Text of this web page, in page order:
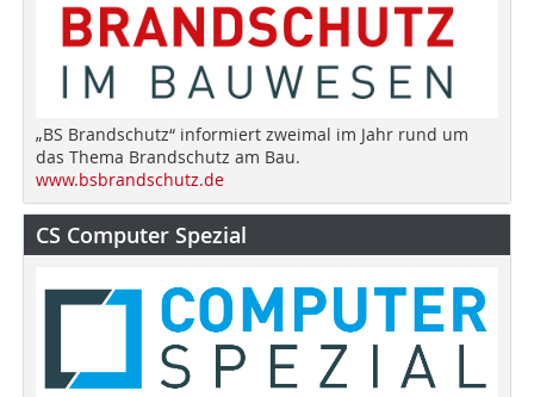
„BS Brandschutz“ informiert zweimal im Jahr rund um
das Thema Brandschutz am Bau.
www.bsbrandschutz.de
CS Computer Spezial